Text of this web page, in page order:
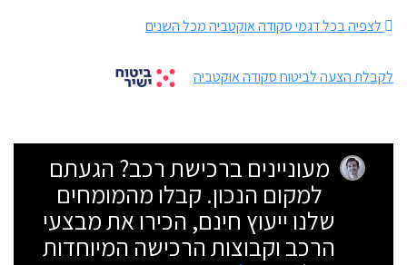
לצפיה בכל דגמי סקודה אוקטביה מכל השנים
לקבלת הצעה לביטוח סקודה אוקטביה
מעוניינים ברכישת רכב? הגעתם
למקום הנכון. קבלו מהמומחים
שלנו ייעוץ חינם, הכירו את מבצעי
הרכב וקבוצות הרכישה המיוחדות